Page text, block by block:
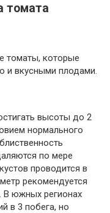
томата
томаты, которые
и вкусными плодами.
высоты до 2
нормального
по мере
проводится в
рекомендуется
В южных регионах
в 3 побега, но